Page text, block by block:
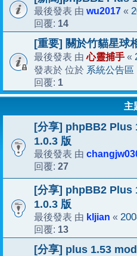
最後發表 由 wu2017 «
回覆: 14
[重要] 關於竹貓星球
最後發表 由心靈捕手 «
發表於 位於 系統公告區
回覆: 1
主
[分享] phpBB2 Plus
1.0.3 版
最後發表 由
回覆: 27
[分享] phpBB2 Plus
1.0.3 版
最後發表 由 kljian «
回覆: 13
[分享] plus 1.53